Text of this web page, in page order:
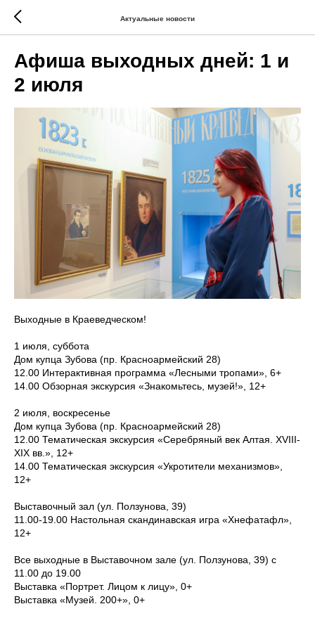
Актуальные новости
Афиша выходных дней: 1 и
2 июля
Выходные в Краеведческом!
1 июля, суббота
Дом купца Зубова (пр. Красноармейский 28)
12.00 Интерактивная программа «Лесными тропами», 6+
14.00 Обзорная экскурсия «Знакомьтесь, музей!», 12+
2 июля, воскресенье
Дом купца Зубова (пр. Красноармейский 28)
12.00 Тематическая экскурсия «Серебряный век Алтая. XVIII-
XIX вв.», 12+
14.00 Тематическая экскурсия «Укротители механизмов»,
12+
Выставочный зал (ул. Ползунова, 39)
11.00-19.00 Настольная скандинавская игра «Хнефатафл»,
12+
Все выходные в Выставочном зале (ул. Ползунова, 39) с
11.00 до 19.00
Выставка «Портрет. Лицом к лицу», 0+
Выставка «Музей. 200+», 0+